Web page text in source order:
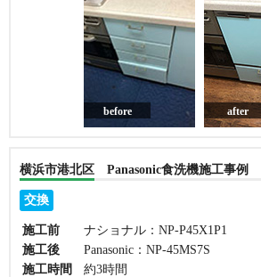
before after
横浜市港北区 Panasonic食洗機施工事例
交換
施工前
ナショナル：NP-P45X1P1
施工後
Panasonic：NP-45MS7S
施工時間
約3時間